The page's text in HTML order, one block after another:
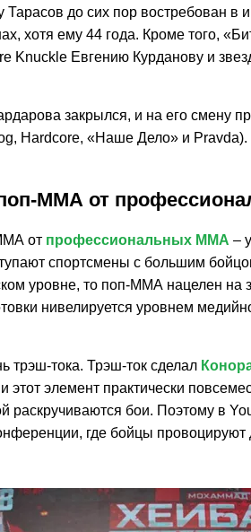
Тарасов до сих пор востребован в
хотя ему 44 года. Кроме того,
Knuckle Евгению Курданову и
закрылся, и на его смену
Hardcore, «Наше Дело» и Pravda).
ММА от
от профессиональных ММА –
спортсмены с большим
уровне, то поп-ММА нацелен на
нивелируется уровнем
трэш-тока. Трэш-ток сделал
этот элемент практически
раскручиваются бои. Поэтому в
где бойцы провоцируют